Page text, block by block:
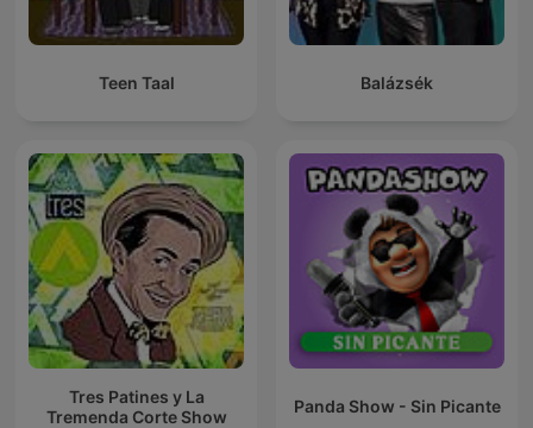
Teen Taal Balázsék
Tres Patines y La
Tremenda Corte Show
Panda Show - Sin Picante